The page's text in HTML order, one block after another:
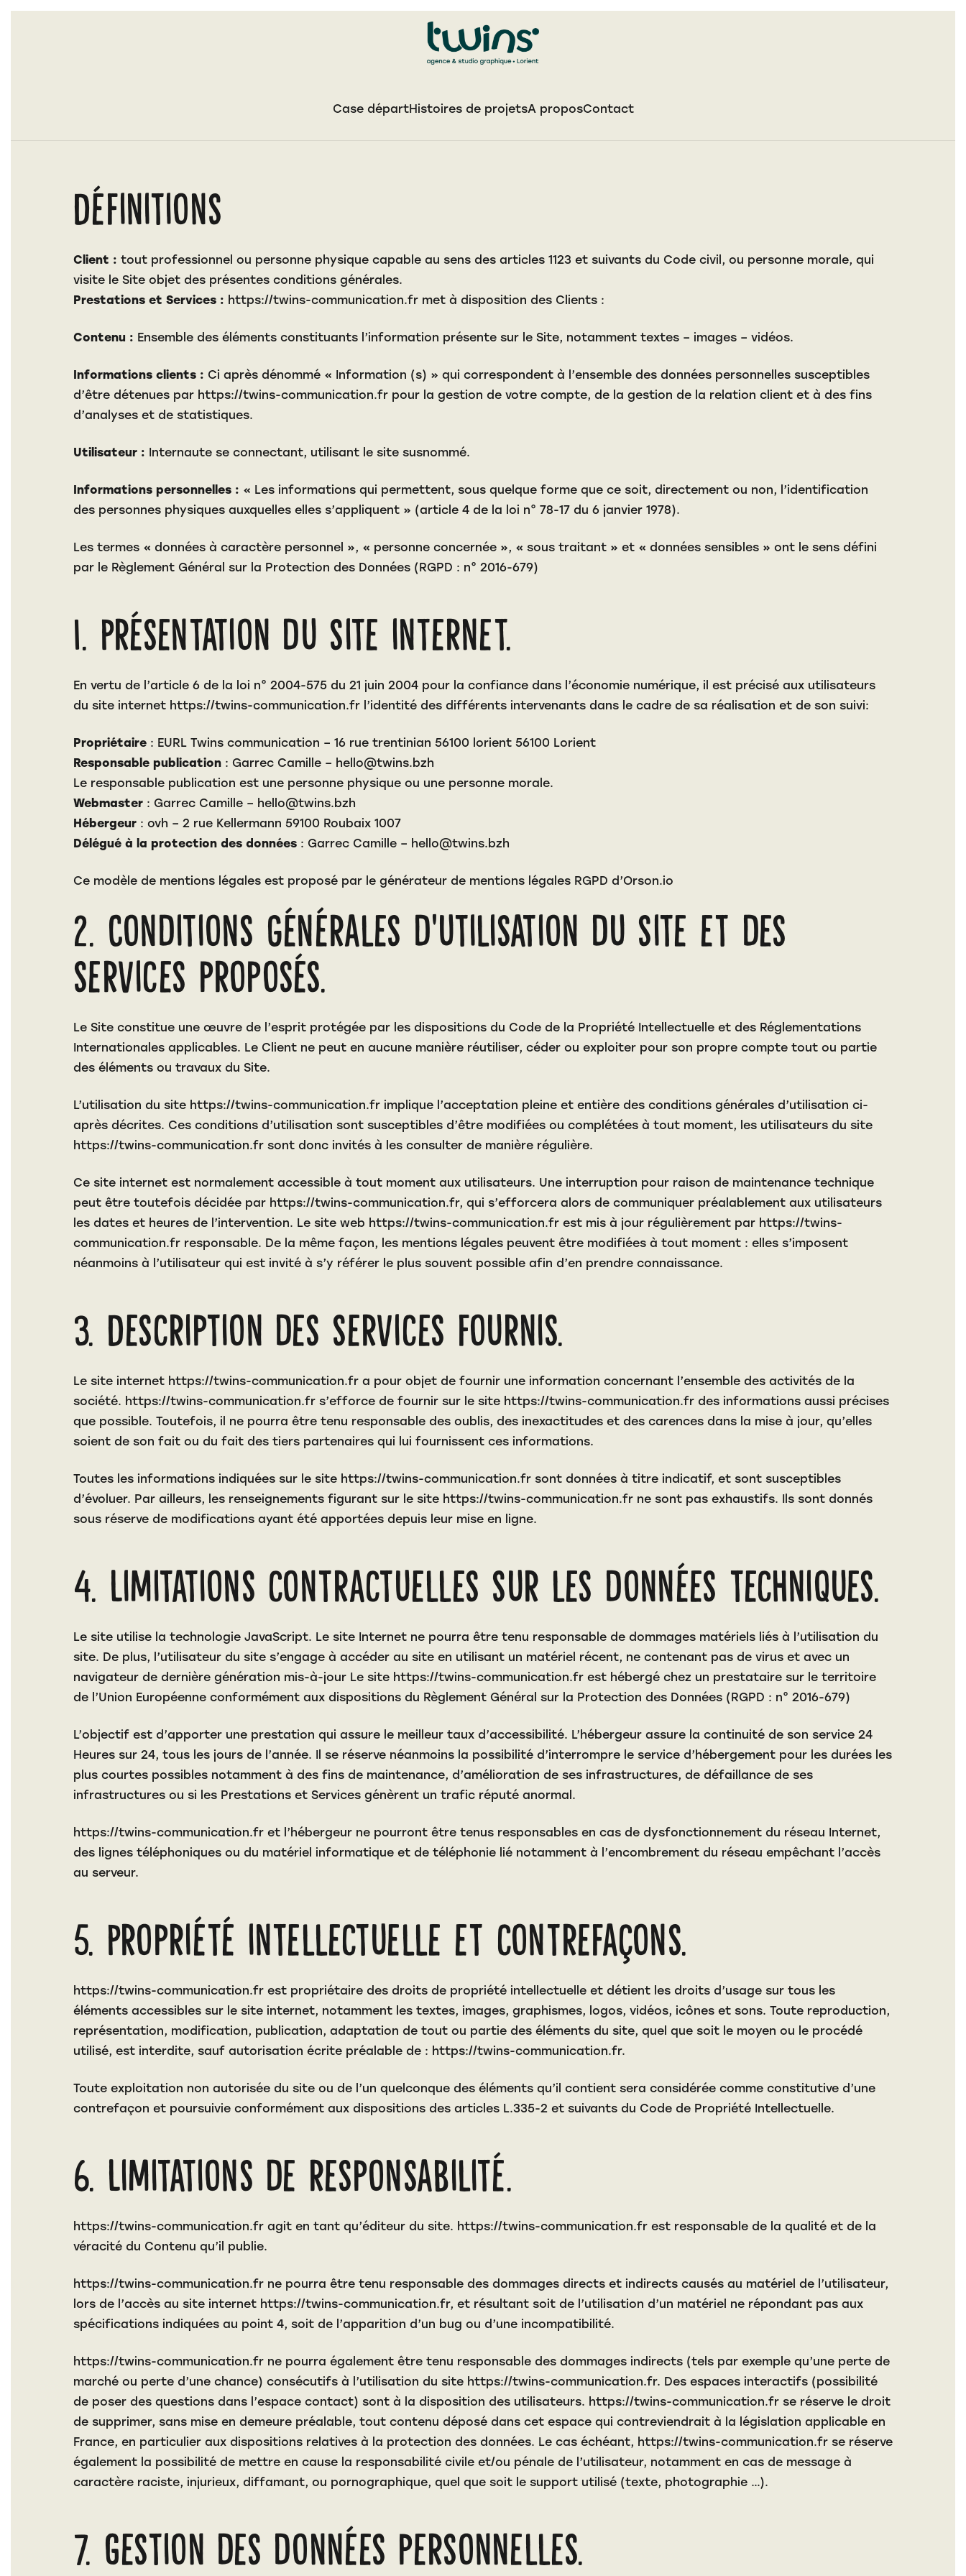
Case départHistoires de projetsA proposContact
Définitions
Client : tout professionnel ou personne physique capable au sens des articles 1123 et suivants du Code civil, ou personne morale, qui
visite le Site objet des présentes conditions générales.
Prestations et Services : https://twins-communication.fr met à disposition des Clients :
Contenu : Ensemble des éléments constituants l’information présente sur le Site, notamment textes – images – vidéos.
Informations clients : Ci après dénommé « Information (s) » qui correspondent à l’ensemble des données personnelles susceptibles
d’être détenues par https://twins-communication.fr pour la gestion de votre compte, de la gestion de la relation client et à des fins
d’analyses et de statistiques.
Utilisateur : Internaute se connectant, utilisant le site susnommé.
Informations personnelles : « Les informations qui permettent, sous quelque forme que ce soit, directement ou non, l’identification
des personnes physiques auxquelles elles s’appliquent » (article 4 de la loi n° 78-17 du 6 janvier 1978).
Les termes « données à caractère personnel », « personne concernée », « sous traitant » et « données sensibles » ont le sens défini
par le Règlement Général sur la Protection des Données (RGPD : n° 2016-679)
1. Présentation du site internet.
En vertu de l’article 6 de la loi n° 2004-575 du 21 juin 2004 pour la confiance dans l’économie numérique, il est précisé aux utilisateurs
du site internet https://twins-communication.fr l’identité des différents intervenants dans le cadre de sa réalisation et de son suivi:
Propriétaire : EURL Twins communication – 16 rue trentinian 56100 lorient 56100 Lorient
Responsable publication : Garrec Camille – hello@twins.bzh
Le responsable publication est une personne physique ou une personne morale.
Webmaster : Garrec Camille – hello@twins.bzh
Hébergeur : ovh – 2 rue Kellermann 59100 Roubaix 1007
Délégué à la protection des données : Garrec Camille – hello@twins.bzh
Ce modèle de mentions légales est proposé par le générateur de mentions légales RGPD d’Orson.io
2. Conditions générales d’utilisation du site et des
services proposés.
Le Site constitue une œuvre de l’esprit protégée par les dispositions du Code de la Propriété Intellectuelle et des Réglementations
Internationales applicables. Le Client ne peut en aucune manière réutiliser, céder ou exploiter pour son propre compte tout ou partie
des éléments ou travaux du Site.
L’utilisation du site https://twins-communication.fr implique l’acceptation pleine et entière des conditions générales d’utilisation ci-
après décrites. Ces conditions d’utilisation sont susceptibles d’être modifiées ou complétées à tout moment, les utilisateurs du site
https://twins-communication.fr sont donc invités à les consulter de manière régulière.
Ce site internet est normalement accessible à tout moment aux utilisateurs. Une interruption pour raison de maintenance technique
peut être toutefois décidée par https://twins-communication.fr, qui s’efforcera alors de communiquer préalablement aux utilisateurs
les dates et heures de l’intervention. Le site web https://twins-communication.fr est mis à jour régulièrement par https://twins-
communication.fr responsable. De la même façon, les mentions légales peuvent être modifiées à tout moment : elles s’imposent
néanmoins à l’utilisateur qui est invité à s’y référer le plus souvent possible afin d’en prendre connaissance.
3. Description des services fournis.
Le site internet https://twins-communication.fr a pour objet de fournir une information concernant l’ensemble des activités de la
société. https://twins-communication.fr s’efforce de fournir sur le site https://twins-communication.fr des informations aussi précises
que possible. Toutefois, il ne pourra être tenu responsable des oublis, des inexactitudes et des carences dans la mise à jour, qu’elles
soient de son fait ou du fait des tiers partenaires qui lui fournissent ces informations.
Toutes les informations indiquées sur le site https://twins-communication.fr sont données à titre indicatif, et sont susceptibles
d’évoluer. Par ailleurs, les renseignements figurant sur le site https://twins-communication.fr ne sont pas exhaustifs. Ils sont donnés
sous réserve de modifications ayant été apportées depuis leur mise en ligne.
4. Limitations contractuelles sur les données techniques.
Le site utilise la technologie JavaScript. Le site Internet ne pourra être tenu responsable de dommages matériels liés à l’utilisation du
site. De plus, l’utilisateur du site s’engage à accéder au site en utilisant un matériel récent, ne contenant pas de virus et avec un
navigateur de dernière génération mis-à-jour Le site https://twins-communication.fr est hébergé chez un prestataire sur le territoire
de l’Union Européenne conformément aux dispositions du Règlement Général sur la Protection des Données (RGPD : n° 2016-679)
L’objectif est d’apporter une prestation qui assure le meilleur taux d’accessibilité. L’hébergeur assure la continuité de son service 24
Heures sur 24, tous les jours de l’année. Il se réserve néanmoins la possibilité d’interrompre le service d’hébergement pour les durées les
plus courtes possibles notamment à des fins de maintenance, d’amélioration de ses infrastructures, de défaillance de ses
infrastructures ou si les Prestations et Services génèrent un trafic réputé anormal.
https://twins-communication.fr et l’hébergeur ne pourront être tenus responsables en cas de dysfonctionnement du réseau Internet,
des lignes téléphoniques ou du matériel informatique et de téléphonie lié notamment à l’encombrement du réseau empêchant l’accès
au serveur.
5. Propriété intellectuelle et contrefaçons.
https://twins-communication.fr est propriétaire des droits de propriété intellectuelle et détient les droits d’usage sur tous les
éléments accessibles sur le site internet, notamment les textes, images, graphismes, logos, vidéos, icônes et sons. Toute reproduction,
représentation, modification, publication, adaptation de tout ou partie des éléments du site, quel que soit le moyen ou le procédé
utilisé, est interdite, sauf autorisation écrite préalable de : https://twins-communication.fr.
Toute exploitation non autorisée du site ou de l’un quelconque des éléments qu’il contient sera considérée comme constitutive d’une
contrefaçon et poursuivie conformément aux dispositions des articles L.335-2 et suivants du Code de Propriété Intellectuelle.
6. Limitations de responsabilité.
https://twins-communication.fr agit en tant qu’éditeur du site. https://twins-communication.fr est responsable de la qualité et de la
véracité du Contenu qu’il publie.
https://twins-communication.fr ne pourra être tenu responsable des dommages directs et indirects causés au matériel de l’utilisateur,
lors de l’accès au site internet https://twins-communication.fr, et résultant soit de l’utilisation d’un matériel ne répondant pas aux
spécifications indiquées au point 4, soit de l’apparition d’un bug ou d’une incompatibilité.
https://twins-communication.fr ne pourra également être tenu responsable des dommages indirects (tels par exemple qu’une perte de
marché ou perte d’une chance) consécutifs à l’utilisation du site https://twins-communication.fr. Des espaces interactifs (possibilité
de poser des questions dans l’espace contact) sont à la disposition des utilisateurs. https://twins-communication.fr se réserve le droit
de supprimer, sans mise en demeure préalable, tout contenu déposé dans cet espace qui contreviendrait à la législation applicable en
France, en particulier aux dispositions relatives à la protection des données. Le cas échéant, https://twins-communication.fr se réserve
également la possibilité de mettre en cause la responsabilité civile et/ou pénale de l’utilisateur, notamment en cas de message à
caractère raciste, injurieux, diffamant, ou pornographique, quel que soit le support utilisé (texte, photographie …).
7. Gestion des données personnelles.